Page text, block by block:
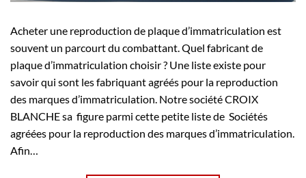
Acheter une reproduction de plaque d’immatriculation est
souvent un parcourt du combattant. Quel fabricant de
plaque d’immatriculation choisir ? Une liste existe pour
savoir qui sont les fabriquant agréés pour la reproduction
des marques d’immatriculation. Notre société CROIX
BLANCHE sa figure parmi cette petite liste de Sociétés
agréées pour la reproduction des marques d’immatriculation.
Afin…